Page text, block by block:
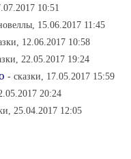
10:51
15.06.2017 11:45
12.06.2017 10:58
22.05.2017 19:24
- сказки, 17.05.2017 15:59
20:24
25.04.2017 12:05